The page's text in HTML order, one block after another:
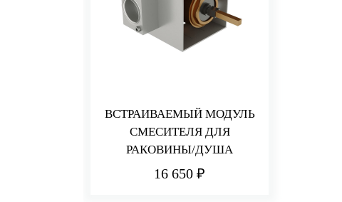
ВСТРАИВАЕМЫЙ МОДУЛЬ
СМЕСИТЕЛЯ ДЛЯ
РАКОВИНЫ/ДУША
16 650 ₽